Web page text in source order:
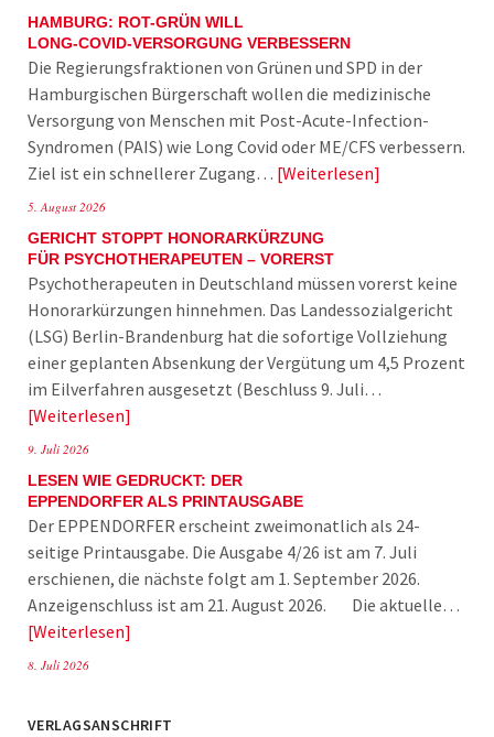
HAMBURG: ROT-GRÜN WILL
LONG-COVID-VERSORGUNG VERBESSERN
Die Regierungsfraktionen von Grünen und SPD in der
Hamburgischen Bürgerschaft wollen die medizinische
Versorgung von Menschen mit Post-Acute-Infection-
Syndromen (PAIS) wie Long Covid oder ME/CFS verbessern.
Ziel ist ein schnellerer Zugang… Weiterlesen
5. August 2026
GERICHT STOPPT HONORARKÜRZUNG
FÜR PSYCHOTHERAPEUTEN – VORERST
Psychotherapeuten in Deutschland müssen vorerst keine
Honorarkürzungen hinnehmen. Das Landessozialgericht
(LSG) Berlin-Brandenburg hat die sofortige Vollziehung
einer geplanten Absenkung der Vergütung um 4,5 Prozent
im Eilverfahren ausgesetzt (Beschluss 9. Juli…
Weiterlesen
9. Juli 2026
LESEN WIE GEDRUCKT: DER
EPPENDORFER ALS PRINTAUSGABE
Der EPPENDORFER erscheint zweimonatlich als 24-
seitige Printausgabe. Die Ausgabe 4/26 ist am 7. Juli
erschienen, die nächste folgt am 1. September 2026.
Anzeigenschluss ist am 21. August 2026. Die aktuelle…
Weiterlesen
8. Juli 2026
VERLAGSANSCHRIFT